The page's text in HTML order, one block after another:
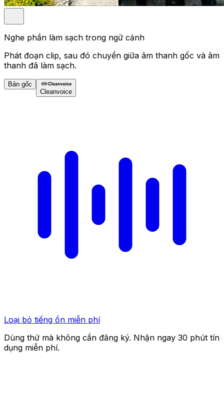
Nghe phần làm sạch trong ngữ cảnh
Phát đoạn clip, sau đó chuyển giữa âm thanh gốc và âm
thanh đã làm sạch.
Bản gốc
Cleanvoice
Loại bỏ tiếng ồn miễn phí
Dùng thử mà không cần đăng ký. Nhận ngay 30 phút tín
dụng miễn phí.